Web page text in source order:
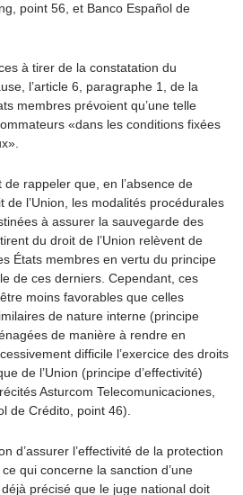
point 56, et Banco Español de
à tirer de la constatation du
l’article 6, paragraphe 1, de la
membres prévoient qu’une telle
«dans les conditions fixées
rappeler que, en l’absence de
de l’Union, les modalités procédurales
à assurer la sauvegarde des
du droit de l’Union relèvent de
États membres en vertu du principe
de ces derniers. Cependant, ces
moins favorables que celles
de nature interne (principe
de manière à rendre en
difficile l’exercice des droits
de l’Union (principe d’effectivité)
Asturcom Telecomunicaciones,
de Crédito, point 46).
d’assurer l’effectivité de la protection
qui concerne la sanction d’une
précisé que le juge national doit